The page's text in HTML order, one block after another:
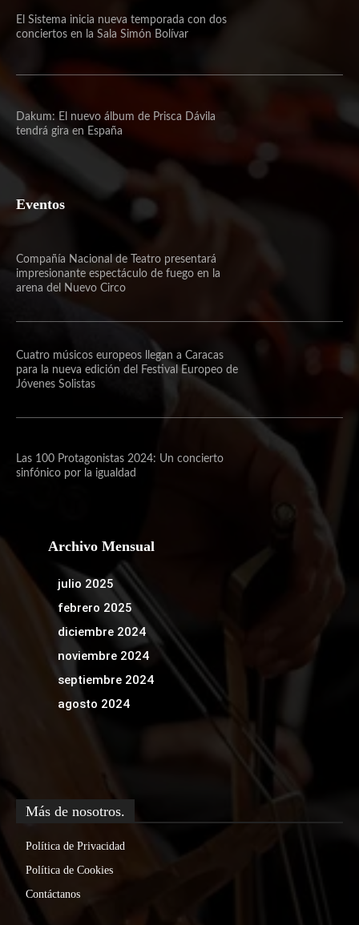
El Sistema inicia nueva temporada con dos
conciertos en la Sala Simón Bolívar
Dakum: El nuevo álbum de Prisca Dávila
tendrá gira en España
Eventos
Compañía Nacional de Teatro presentará
impresionante espectáculo de fuego en la
arena del Nuevo Circo
Cuatro músicos europeos llegan a Caracas
para la nueva edición del Festival Europeo de
Jóvenes Solistas
Las 100 Protagonistas 2024: Un concierto
sinfónico por la igualdad
Archivo Mensual
julio 2025
febrero 2025
diciembre 2024
noviembre 2024
septiembre 2024
agosto 2024
Más de nosotros.
Política de Privacidad
Política de Cookies
Contáctanos